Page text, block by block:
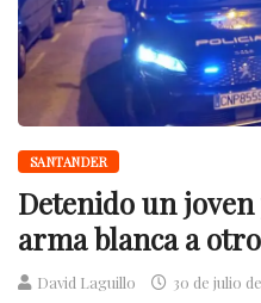
SANTANDER
Detenido un
arma blanca a otro
David Laguillo 30 de julio